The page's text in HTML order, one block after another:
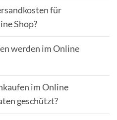
für
Shop?
werden im Online
im Online
geschützt?